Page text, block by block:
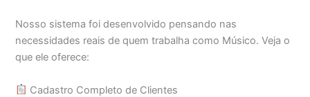
Nosso sistema foi desenvolvido pensando nas
necessidades reais de quem trabalha como Músico. Veja o
que ele oferece:
Cadastro Completo de Clientes